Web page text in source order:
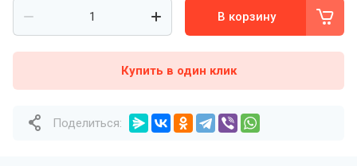
В корзину
Купить в один клик
Поделиться: